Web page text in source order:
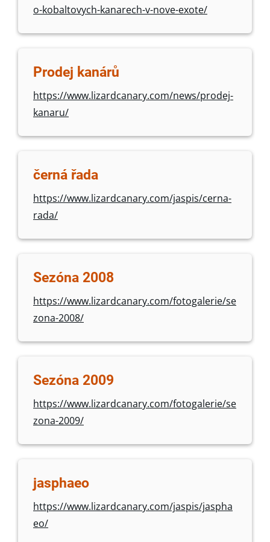
o-kobaltovych-kanarech-v-nove-exote/
Prodej kanárů
https://www.lizardcanary.com/news/prodej-
kanaru/
černá řada
https://www.lizardcanary.com/jaspis/cerna-
rada/
Sezóna 2008
https://www.lizardcanary.com/fotogalerie/se
zona-2008/
Sezóna 2009
https://www.lizardcanary.com/fotogalerie/se
zona-2009/
jasphaeo
https://www.lizardcanary.com/jaspis/jaspha
eo/